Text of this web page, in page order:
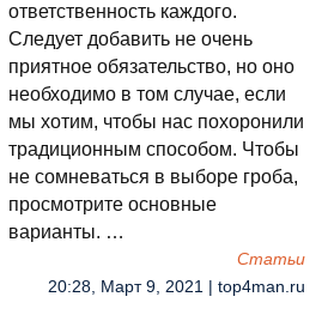
ответственность каждого.
Следует добавить не очень
приятное обязательство, но оно
необходимо в том случае, если
мы хотим, чтобы нас похоронили
традиционным способом. Чтобы
не сомневаться в выборе гроба,
просмотрите основные
варианты. …
Cтатьи
20:28, Март 9, 2021 | top4man.ru